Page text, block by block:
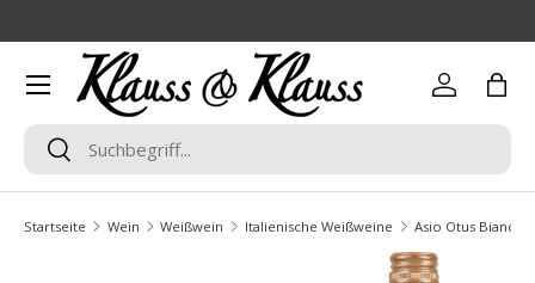
Direkt zum Inhalt
Suchen
Suchen
Einloggen
Menü
Startseite Wein Weißwein Italienische Weißweine Asio Otus Bianco